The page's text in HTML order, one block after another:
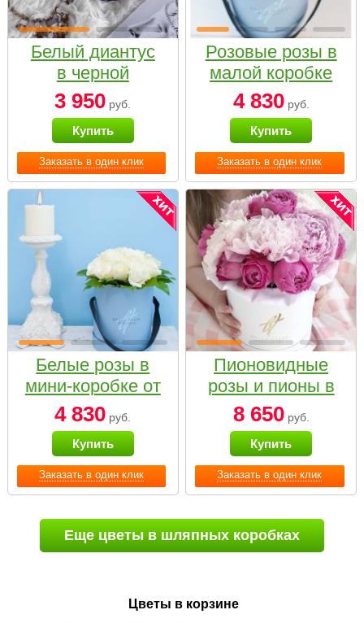
Заказать в один клик
Белый диантус
в черной
коробке Small
3 950 руб.
Купить
Заказать в один клик
Розовые розы в
малой коробке
4 830руб.
Купить
Заказать в один клик
Белые розы в
мини-коробке от
Bella Fiori
4 830 руб.
Купить
Заказать в один клик
Пионовидные
розы и пионы в
белой коробке
Small
8 650руб.
Купить
Еще цветы в шляпных коробках
Цветы в корзине